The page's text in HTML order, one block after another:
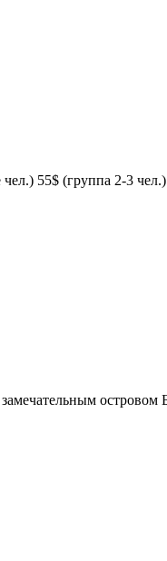
55$ (группа 2-3